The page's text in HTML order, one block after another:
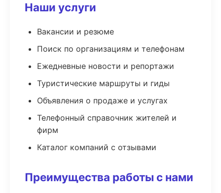
Наши услуги
Вакансии и резюме
Поиск по организациям и телефонам
Ежедневные новости и репортажи
Туристические маршруты и гиды
Объявления о продаже и услугах
Телефонный справочник жителей и
фирм
Каталог компаний с отзывами
Преимущества работы с нами